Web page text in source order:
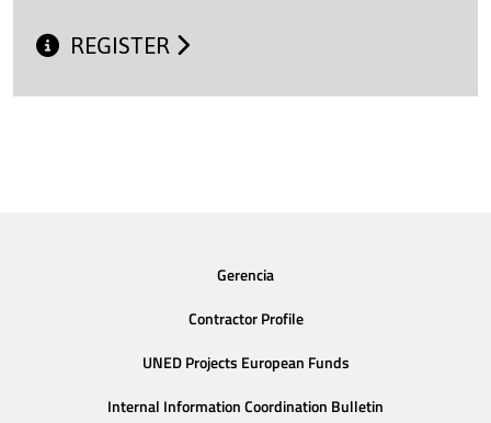
REGISTER
Gerencia
Contractor Profile
UNED Projects European Funds
Internal Information Coordination Bulletin